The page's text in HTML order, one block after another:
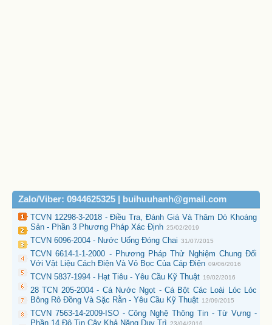
Zalo/Viber: 0944625325 | buihuuhanh@gmail.com
TCVN 12298-3-2018 - Điều Tra, Đánh Giá Và Thăm Dò Khoáng
Sản - Phần 3 Phương Pháp Xác Định 25/02/2019
TCVN 6096-2004 - Nước Uống Đóng Chai 31/07/2015
TCVN 6614-1-1-2000 - Phương Pháp Thử Nghiệm Chung Đối
Với Vật Liệu Cách Điện Và Vỏ Bọc Của Cáp Điện 09/06/2016
TCVN 5837-1994 - Hạt Tiêu - Yêu Cầu Kỹ Thuật 19/02/2016
28 TCN 205-2004 - Cá Nước Ngọt - Cá Bột Các Loài Lóc Lóc
Bông Rô Đồng Và Sặc Rằn - Yêu Cầu Kỹ Thuật 12/09/2015
TCVN 7563-14-2009-ISO - Công Nghệ Thông Tin - Từ Vựng -
Phần 14 Độ Tin Cậy Khả Năng Duy Trì 23/04/2016